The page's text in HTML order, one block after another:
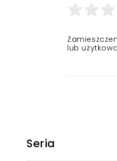
lub
Seria